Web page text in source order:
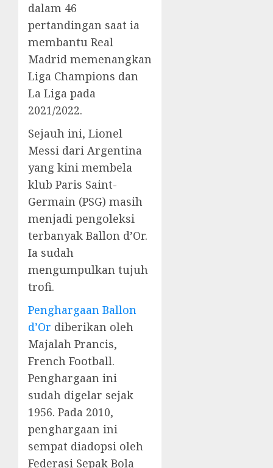
dalam 46
pertandingan saat ia
membantu Real
Madrid memenangkan
Liga Champions dan
La Liga pada
2021/2022.
Sejauh ini, Lionel
Messi dari Argentina
yang kini membela
klub Paris Saint-
Germain (PSG) masih
menjadi pengoleksi
terbanyak Ballon d’Or.
Ia sudah
mengumpulkan tujuh
trofi.
Penghargaan Ballon
d’Or diberikan oleh
Majalah Prancis,
French Football.
Penghargaan ini
sudah digelar sejak
1956. Pada 2010,
penghargaan ini
sempat diadopsi oleh
Federasi Sepak Bola